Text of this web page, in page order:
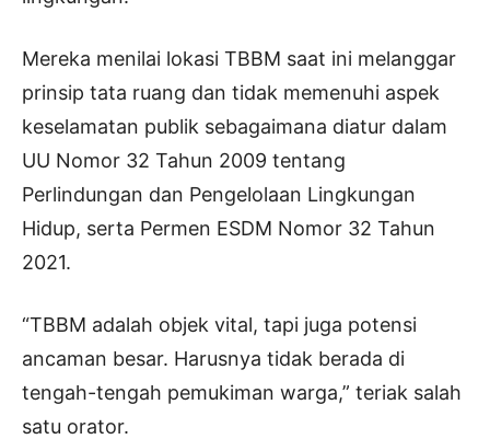
Mereka menilai lokasi TBBM saat ini melanggar
prinsip tata ruang dan tidak memenuhi aspek
keselamatan publik sebagaimana diatur dalam
UU Nomor 32 Tahun 2009 tentang
Perlindungan dan Pengelolaan Lingkungan
Hidup, serta Permen ESDM Nomor 32 Tahun
2021.
“TBBM adalah objek vital, tapi juga potensi
ancaman besar. Harusnya tidak berada di
tengah-tengah pemukiman warga,” teriak salah
satu orator.